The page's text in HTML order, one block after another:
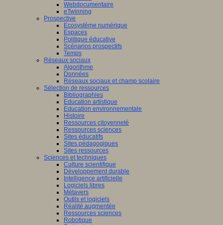
Webdocumentaire
eTwinning
Prospective
Ecosystème numérique
Espaces
Politique éducative
Scénarios prospectifs
Temps
Réseaux sociaux
Algorithme
Données
Réseaux sociaux et champ scolaire
Sélection de ressources
Bibliographies
Education artistique
Education environnementale
Histoire
Ressources citoyenneté
Ressources sciences
Sites éducatifs
Sites pédagogiques
Sites ressources
Sciences et techniques
Culture scientifique
Développement durable
Intelligence artificielle
Logiciels libres
Métavers
Outils et logiciels
Réalité augmentée
Ressources sciences
Robotique